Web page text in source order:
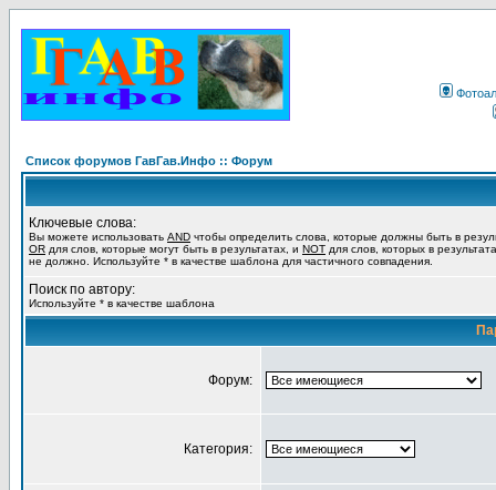
Список форумов ГавГав.Инфо :: Форум
Ключевые слова:
Вы можете использовать AND чтобы определить слова, которые должны быть в
OR для слов, которые могут быть в результатах, и NOT для слов, которых в
не должно. Используйте * в качестве шаблона для частичного совпадения.
Поиск по автору:
Используйте * в качестве шаблона
Форум:
Категория: